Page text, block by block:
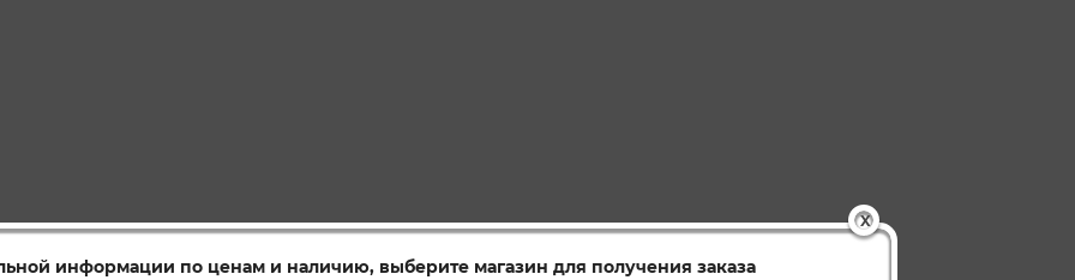
X
информации по ценам и наличию, выберите магазин для получения заказа